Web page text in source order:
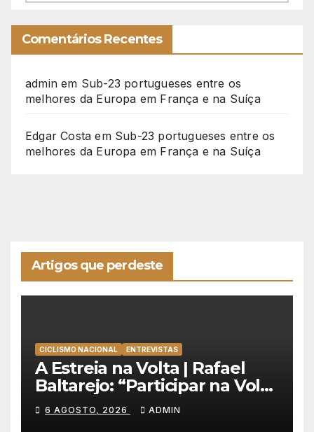
Comentários Recentes
admin em Sub-23 portugueses entre os
melhores da Europa em França e na Suíça
Edgar Costa em Sub-23 portugueses entre os
melhores da Europa em França e na Suíça
Artigos que perdeste
CICLISMO NACIONAL ENTREVISTAS
A Estreia na Volta | Rafael
Baltarejo: “Participar na Volta
a Portugal é o sonho de
qualquer ciclista”
6 AGOSTO, 2026 ADMIN